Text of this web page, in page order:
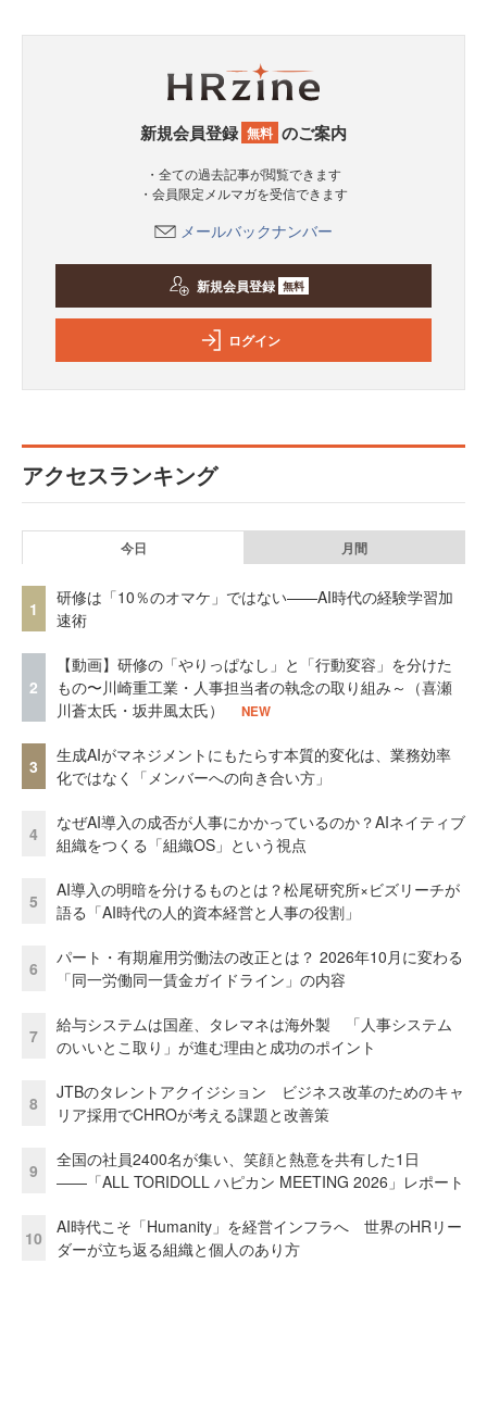
新規会員登録 無料 のご案内
・全ての過去記事が閲覧できます
・会員限定メルマガを受信できます
メールバックナンバー
新規会員登録 無料
ログイン
アクセスランキング
今日 月間
1
研修は「10％のオマケ」ではない——AI時代の経験学習加
速術
2
【動画】研修の「やりっぱなし」と「行動変容」を分けた
もの〜川崎重工業・人事担当者の執念の取り組み～（喜瀬
川蒼太氏・坂井風太氏）
NEW
3
生成AIがマネジメントにもたらす本質的変化は、業務効率
化ではなく「メンバーへの向き合い方」
4
なぜAI導入の成否が人事にかかっているのか？AIネイティブ
組織をつくる「組織OS」という視点
5
AI導入の明暗を分けるものとは？松尾研究所×ビズリーチが
語る「AI時代の人的資本経営と人事の役割」
6
パート・有期雇用労働法の改正とは？ 2026年10月に変わる
「同一労働同一賃金ガイドライン」の内容
7
給与システムは国産、タレマネは海外製 「人事システム
のいいとこ取り」が進む理由と成功のポイント
8
JTBのタレントアクイジション ビジネス改革のためのキャ
リア採用でCHROが考える課題と改善策
9
全国の社員2400名が集い、笑顔と熱意を共有した1日
――「ALL TORIDOLL ハピカン MEETING 2026」レポート
10
AI時代こそ「Humanity」を経営インフラへ 世界のHRリー
ダーが立ち返る組織と個人のあり方